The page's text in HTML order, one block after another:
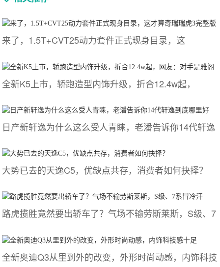
来了，1.5T+CVT25动力套件正式现身目录，这
全新K5上市，轿跑造型内饰升级，折合12.4w起，
日产新轩逸为什么这么受人青睐，老潘告诉你14代轩逸
大势已去的天逸C5，优缺点共存，消费者如何抉择？
路虎揽胜竟然要出轿车了？气场不输劳斯莱斯，S级、7
全新奥迪Q3从里到外的改变，外形时尚动感，内饰科技